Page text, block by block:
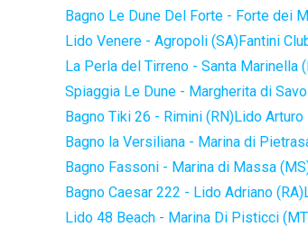
Bagno Le Dune Del Forte - Forte dei
Lido Venere - Agropoli (SA)Fantini
La Perla del Tirreno - Santa Marinella
Spiaggia Le Dune - Margherita di
Bagno Tiki 26 - Rimini (RN)Lido
Bagno la Versiliana - Marina di
Bagno Fassoni - Marina di Massa
Bagno Caesar 222 - Lido Adriano (RA)
Lido 48 Beach - Marina Di Pisticci